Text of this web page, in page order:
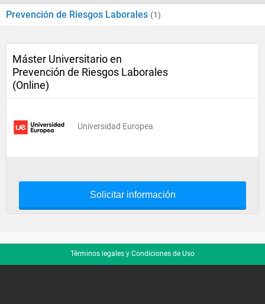
Prevención de Riesgos Laborales (1)
Máster Universitario en
Prevención de Riesgos Laborales
(Online)
Universidad Europea
Solicitar información
Términos legales y Condiciones de Uso